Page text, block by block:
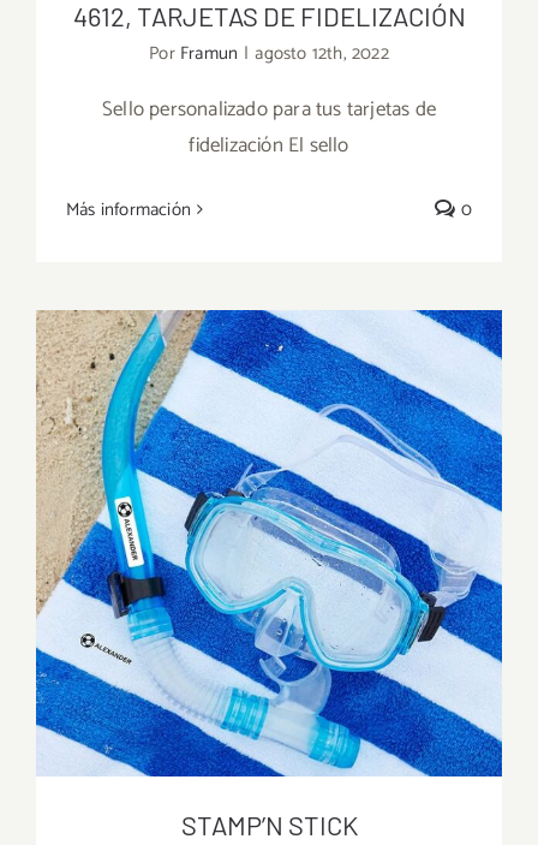
4612, TARJETAS DE FIDELIZACIÓN
4612, TARJETAS DE FIDELIZACIÓN
Por Framun | agosto 12th, 2022
Sello personalizado para tus tarjetas de
fidelización El sello
Más información 0
STAMP’N STICK